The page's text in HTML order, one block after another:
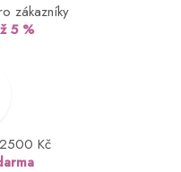
zákazníky
5 %
Kč